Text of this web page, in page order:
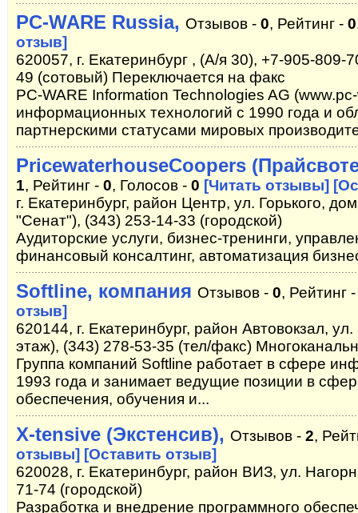
PC-WARE Russia, Отзывов - 0, Рейтинг - 0
отзыв]
620057, г. Екатеринбург , (А/я 30), +7-905-809-
49 (сотовый) Переключается на факс
PC-WARE Information Technologies AG
информационных технологий с 1990 года и
партнерскими статусами мировых
PricewaterhouseCoopers
1, Рейтинг - 0, Голосов - 0 [Читать отзывы]
г. Екатеринбург, район Центр, ул. Горького,
"Сенат"), (343) 253-14-33 (городской)
Аудиторские услуги, бизнес-тренинги,
финансовый консалтинг, автоматизация
Softline, компания Отзывов - 0, Рейтинг
отзыв]
620144, г. Екатеринбург, район Автовокзал,
этаж), (343) 278-53-35 (тел/факс)
Группа компаний Softline работает в сфере
1993 года и занимает ведущие позиции в
обеспечения, обучения и...
X-tensive (Экстенсив), Отзывов - 2,
отзывы] [Оставить отзыв]
620028, г. Екатеринбург, район ВИЗ, ул.
71-74 (городской)
Разработка и внедрение программного